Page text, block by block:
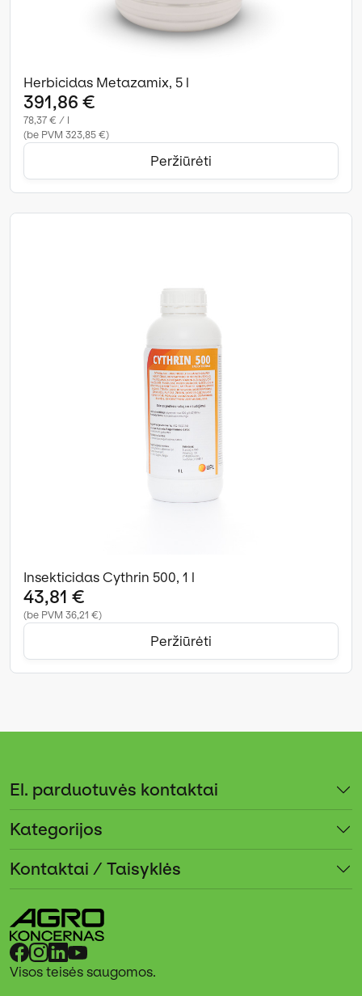
Herbicidas Metazamix, 5 l
391,86 €
78,37 € / l
(be PVM 323,85 €)
Peržiūrėti
Insekticidas Cythrin 500, 1 l
43,81 €
(be PVM 36,21 €)
Peržiūrėti
El. parduotuvės kontaktai
Kategorijos
Kontaktai / Taisyklės
Visos teisės saugomos.